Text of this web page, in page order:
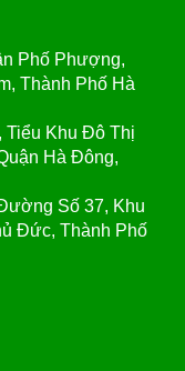
Phố Phượng,
Thành Phố Hà
Tiểu Khu Đô Thị
Hà Đông,
Số 37, Khu
Đức, Thành Phố